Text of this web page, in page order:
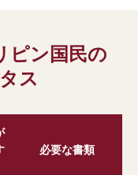
ピン国民の
ス
必要な書類